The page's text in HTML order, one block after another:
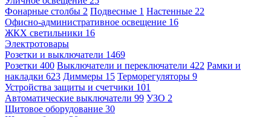
Фонарные столбы 2 Подвесные 1 Настенные 22
Офисно-административное освещение 16
ЖКХ светильники 16
Электротовары
Розетки и выключатели 1469
Розетки 400 Выключатели и переключатели 422 Рамки и
накладки 623 Диммеры 15 Терморегуляторы 9
Устройства защиты и счетчики 101
Автоматические выключатели 99 УЗО 2
Щитовое оборудование 30